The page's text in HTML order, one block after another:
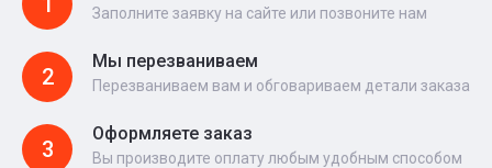
Заполните заявку на сайте или позвоните нам
2
Мы перезваниваем
Перезваниваем вам и обговариваем детали заказа
3
Оформляете заказ
Вы производите оплату любым удобным способом